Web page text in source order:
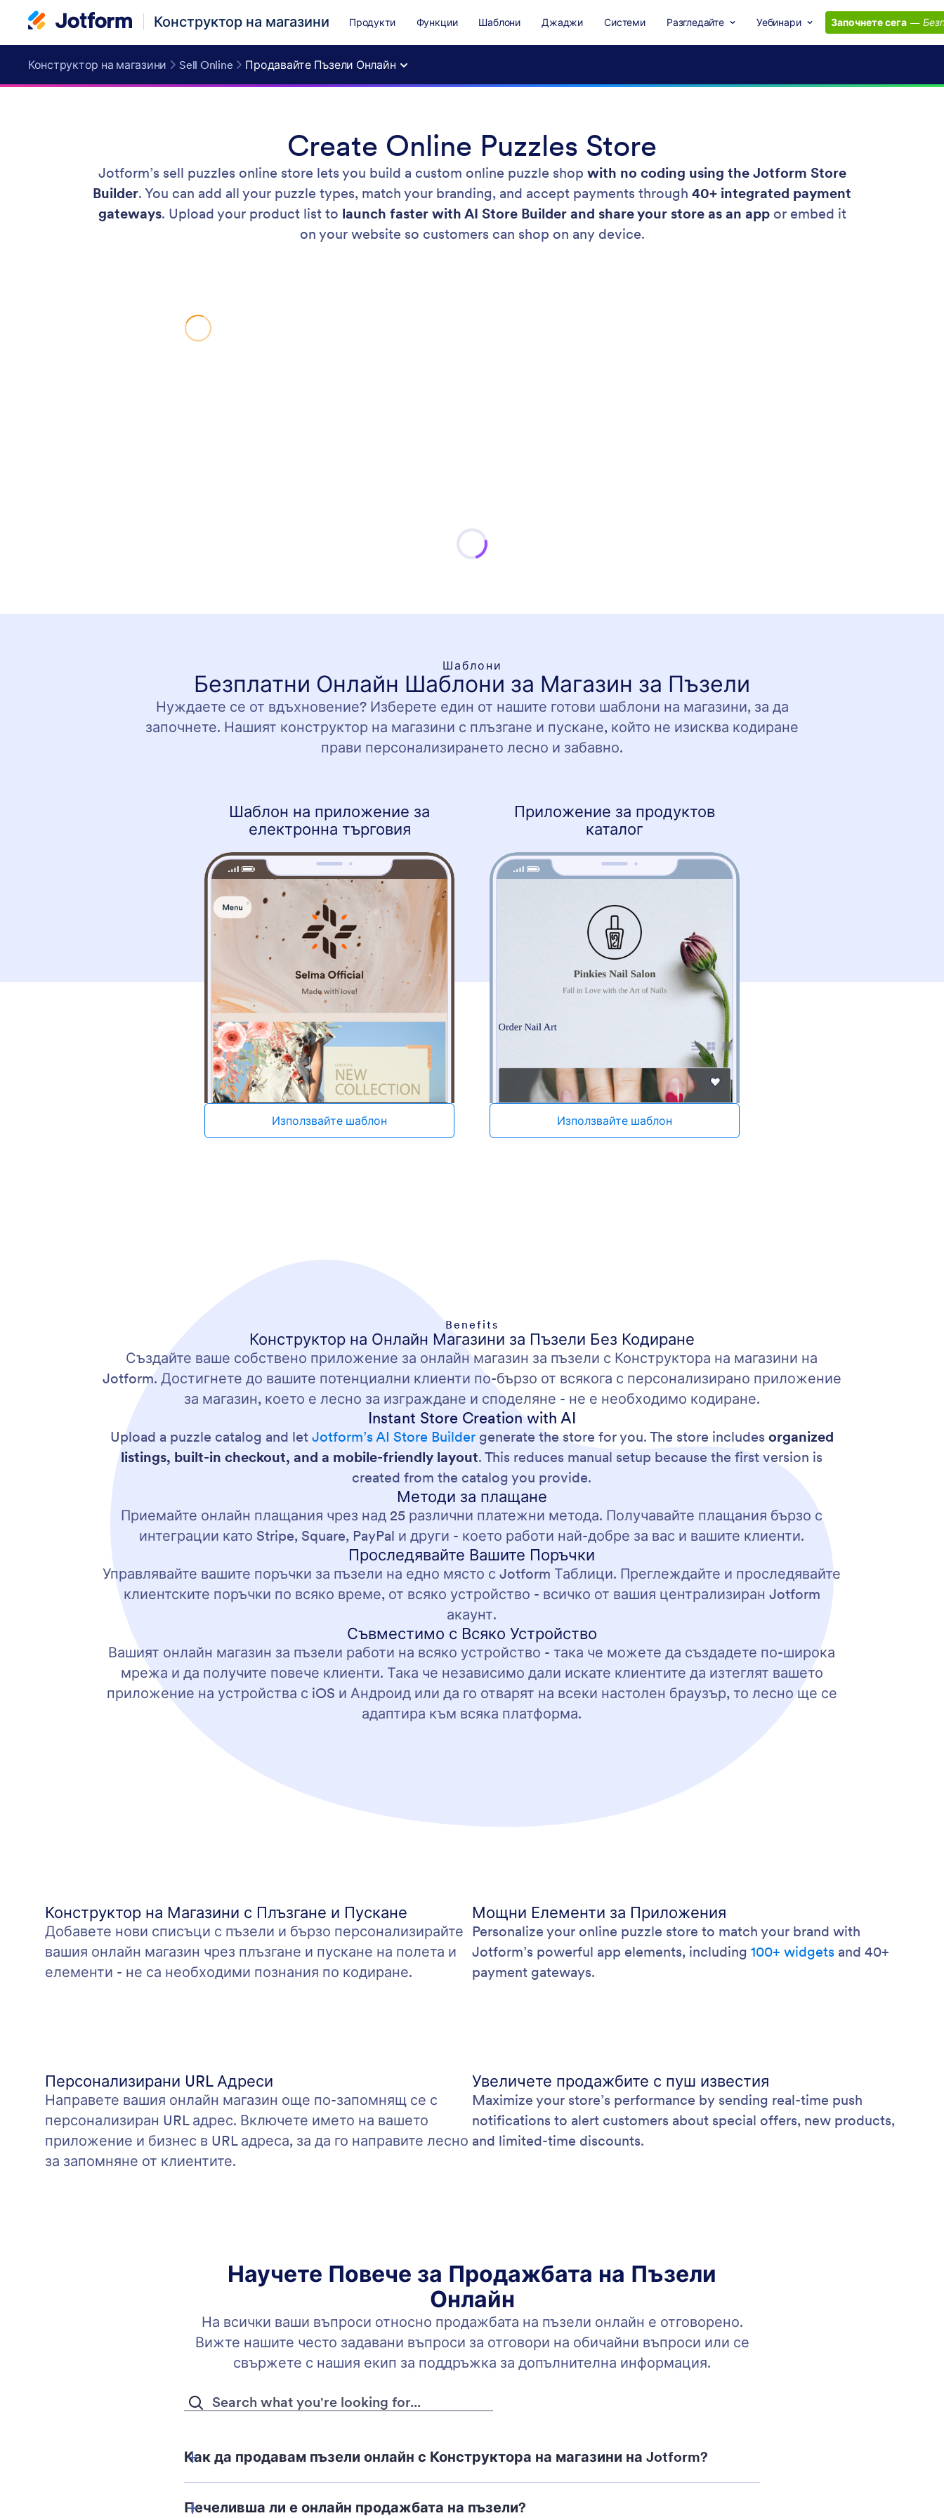
Конструктор на магазини Продукти Функции Шаблони Джаджи Системи Разгледайте Уебинари Започнете сега—
Конструктор на магазини Sell Online Продавайте Пъзели Онлайн
Create Online Puzzles Store
Jotform’s sell puzzles online store lets you build a custom online puzzle shop with no coding using the Jotform Store
Builder. You can add all your puzzle types, match your branding, and accept payments through 40+ integrated payment
gateways. Upload your product list to launch faster with AI Store Builder and share your store as an appor embed it
on your website so customers can shop on any device.
Шаблони
Безплатни Онлайн Шаблони за Магазин за Пъзели
Нуждаете се от вдъхновение? Изберете един от нашите готови шаблони на магазини, за да
започнете. Нашият конструктор на магазини с плъзгане и пускане, който не изисква кодиране
прави персонализирането лесно и забавно.
Шаблон на приложение за
електронна търговия
Използвайте шаблон
Приложение за продуктов
каталог
Използвайте шаблон
Benefits
Конструктор на Онлайн Магазини за Пъзели Без Кодиране
Създайте ваше собствено приложение за онлайн магазин за пъзели с Конструктора на магазини на
Jotform. Достигнете до вашите потенциални клиенти по-бързо от всякога с персонализирано приложение
за магазин, което е лесно за изграждане и споделяне - не е необходимо кодиране.
Instant Store Creation with AI
Upload a puzzle catalog and letJotform’s AI Store Buildergenerate the store for you. The store includesorganized
listings, built-in checkout, and a mobile-friendly layout. This reduces manual setup because the first version is
created from the catalog you provide.
Методи за плащане
Приемайте онлайн плащания чрез над 25 различни платежни метода. Получавайте плащания бързо с
интеграции като Stripe, Square, PayPal и други - което работи най-добре за вас и вашите клиенти.
Проследявайте Вашите Поръчки
Управлявайте вашите поръчки за пъзели на едно място с Jotform Таблици. Преглеждайте и проследявайте
клиентските поръчки по всяко време, от всяко устройство - всичко от вашия централизиран Jotform
акаунт.
Съвместимо с Всяко Устройство
Вашият онлайн магазин за пъзели работи на всяко устройство - така че можете да създадете по-широка
мрежа и да получите повече клиенти. Така че независимо дали искате клиентите да изтеглят вашето
приложение на устройства с iOS и Андроид или да го отварят на всеки настолен браузър, то лесно ще се
адаптира към всяка платформа.
Конструктор на Магазини с Плъзгане и Пускане
Добавете нови списъци с пъзели и бързо персонализирайте
вашия онлайн магазин чрез плъзгане и пускане на полета и
елементи - не са необходими познания по кодиране.
Мощни Елементи за Приложения
Personalize your online puzzle store to match your brand with
Jotform’s powerful app elements, including 100+ widgets and 40+
payment gateways.
Персонализирани URL Адреси
Направете вашия онлайн магазин още по-запомнящ се с
персонализиран URL адрес. Включете името на вашето
приложение и бизнес в URL адреса, за да го направите лесно
за запомняне от клиентите.
Увеличете продажбите с пуш известия
Maximize your store’s performance by sending real-time push
notifications to alert customers about special offers, new products,
and limited-time discounts.
Научете Повече за Продажбата на Пъзели
Онлайн
На всички ваши въпроси относно продажбата на пъзели онлайн е отговорено.
Вижте нашите често задавани въпроси за отговори на обичайни въпроси или се
свържете с нашия екип за поддръжка за допълнителна информация.
Как да продавам пъзели онлайн с Конструктора на магазини на Jotform?
Печеливша ли е онлайн продажбата на пъзели?